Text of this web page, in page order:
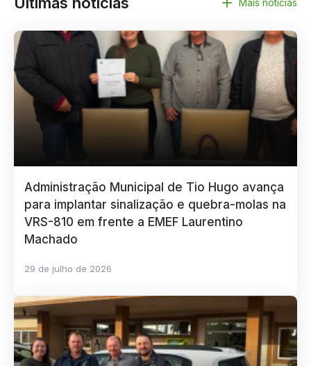
Mais notícias
Administração Municipal de Tio Hugo avança
para implantar sinalização e quebra-molas na
VRS-810 em frente a EMEF Laurentino
Machado
29 de julho de 2026